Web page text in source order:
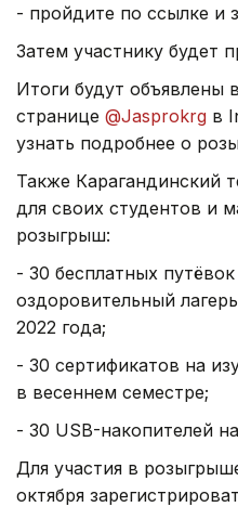
- пройдите по ссылке и
Затем участнику будет
Итоги будут объявлены
странице @Jasprokrg в
узнать подробнее о
Также Карагандинский
для своих студентов и
розыгрыш:
- 30 бесплатных
оздоровительный
2022 года;
- 30 сертификатов на
в весеннем семестре;
- 30 USB-накопителей
Для участия в
октября